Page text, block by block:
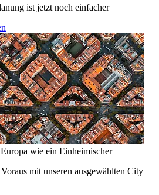
ist jetzt noch einfacher
wie ein Einheimischer
mit unseren ausgewählten City